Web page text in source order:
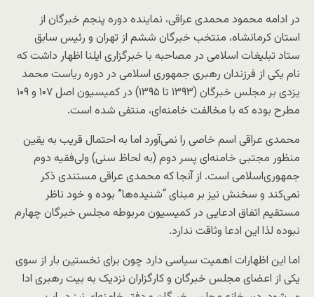
در ادامه محمود محمدی عراقی، نماینده دوره پنجم خبرگان از
استان کرمانشاه، منتخب خبرگان ششم از تهران و رئیس سابق
ستاد تبلیغات اسلامی در مصاحبه با خبرگزاری ایلنا اظهار داشت که
نام یکی از فرزندان رهبری جمهوری اسلامی در دوره ریاست محمد
یزدی بر مجلس خبرگان (۱۳۹۳ تا ۱۳۹۵) در کمیسیون اصل ۱۰۷ و ۱۰۹
مطرح بوده که با مخالفت خامنه‌ای، منتفی شده است.
محمدی عراقی اسم خاصی را نمی‌آورد اما به احتمال قریب به یقین
منظور مجتبی خامنه‌ای پسر دوم (به لحاظ سنی) ولی‌فقیه دوم
جمهوری‌اسلامی است. از آنجا که محمدی عراقی مستندی ذکر
نمی‌کند و سخنش نیز بر مبنای “شنیده‌ها” بوده و خود ناظر
مستقیم اتفاق ادعایی در کمیسیون مربوطه مجلس خبرگان چهارم
نبوده لذا این ادعا وثاقت ندارد.
اما این اظهارات اهمیت سیاسی دارد چون برای نخستین بار از سوی
یکی از اعضای مجلس خبرگان و کارگزاران نزدیک به بیت رهبری ادا